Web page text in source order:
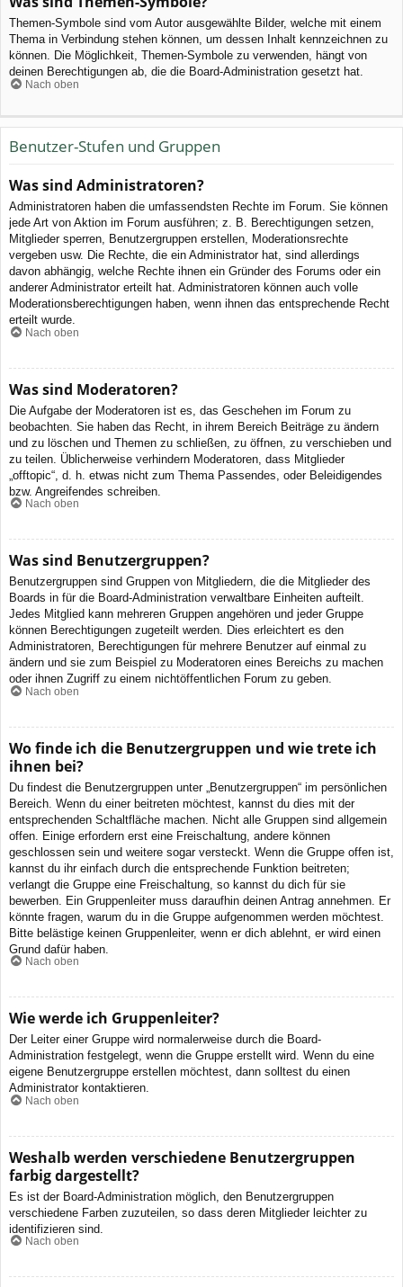
Themen-Symbole sind vom Autor ausgewählte Bilder, welche mit einem
Thema in Verbindung stehen können, um dessen Inhalt kennzeichnen zu
können. Die Möglichkeit, Themen-Symbole zu verwenden, hängt von
deinen Berechtigungen ab, die die Board-Administration gesetzt hat.
Nach oben
Benutzer-Stufen und Gruppen
Was sind Administratoren?
Administratoren haben die umfassendsten Rechte im Forum. Sie können
jede Art von Aktion im Forum ausführen; z. B. Berechtigungen setzen,
Mitglieder sperren, Benutzergruppen erstellen, Moderationsrechte
vergeben usw. Die Rechte, die ein Administrator hat, sind allerdings
davon abhängig, welche Rechte ihnen ein Gründer des Forums oder ein
anderer Administrator erteilt hat. Administratoren können auch volle
Moderationsberechtigungen haben, wenn ihnen das entsprechende Recht
erteilt wurde.
Nach oben
Was sind Moderatoren?
Die Aufgabe der Moderatoren ist es, das Geschehen im Forum zu
beobachten. Sie haben das Recht, in ihrem Bereich Beiträge zu ändern
und zu löschen und Themen zu schließen, zu öffnen, zu verschieben und
zu teilen. Üblicherweise verhindern Moderatoren, dass Mitglieder
„offtopic“, d. h. etwas nicht zum Thema Passendes, oder Beleidigendes
bzw. Angreifendes schreiben.
Nach oben
Was sind Benutzergruppen?
Benutzergruppen sind Gruppen von Mitgliedern, die die Mitglieder des
Boards in für die Board-Administration verwaltbare Einheiten aufteilt.
Jedes Mitglied kann mehreren Gruppen angehören und jeder Gruppe
können Berechtigungen zugeteilt werden. Dies erleichtert es den
Administratoren, Berechtigungen für mehrere Benutzer auf einmal zu
ändern und sie zum Beispiel zu Moderatoren eines Bereichs zu machen
oder ihnen Zugriff zu einem nichtöffentlichen Forum zu geben.
Nach oben
Wo finde ich die Benutzergruppen und wie trete ich
ihnen bei?
Du findest die Benutzergruppen unter „Benutzergruppen“ im persönlichen
Bereich. Wenn du einer beitreten möchtest, kannst du dies mit der
entsprechenden Schaltfläche machen. Nicht alle Gruppen sind allgemein
offen. Einige erfordern erst eine Freischaltung, andere können
geschlossen sein und weitere sogar versteckt. Wenn die Gruppe offen ist,
kannst du ihr einfach durch die entsprechende Funktion beitreten;
verlangt die Gruppe eine Freischaltung, so kannst du dich für sie
bewerben. Ein Gruppenleiter muss daraufhin deinen Antrag annehmen. Er
könnte fragen, warum du in die Gruppe aufgenommen werden möchtest.
Bitte belästige keinen Gruppenleiter, wenn er dich ablehnt, er wird einen
Grund dafür haben.
Nach oben
Wie werde ich Gruppenleiter?
Der Leiter einer Gruppe wird normalerweise durch die Board-
Administration festgelegt, wenn die Gruppe erstellt wird. Wenn du eine
eigene Benutzergruppe erstellen möchtest, dann solltest du einen
Administrator kontaktieren.
Nach oben
Weshalb werden verschiedene Benutzergruppen
farbig dargestellt?
Es ist der Board-Administration möglich, den Benutzergruppen
verschiedene Farben zuzuteilen, so dass deren Mitglieder leichter zu
identifizieren sind.
Nach oben